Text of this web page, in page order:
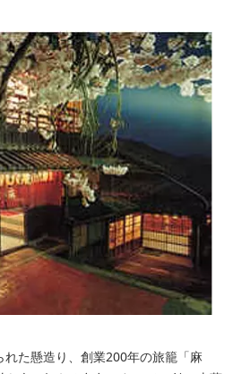
た懸造り、創業200年の旅籠「麻